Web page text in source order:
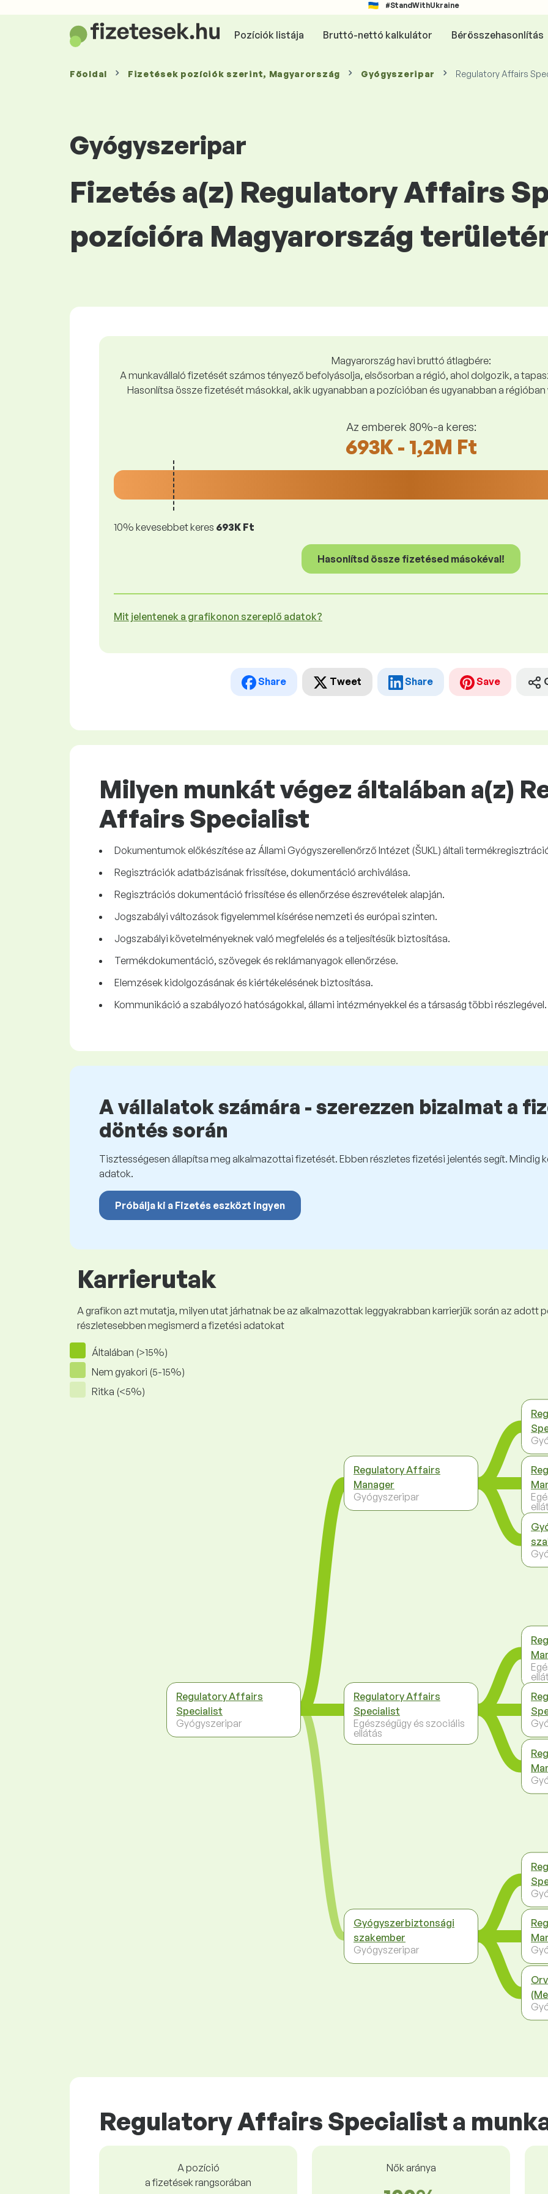
#StandWithUkraine
Pozíciók listája Bruttó-nettó kalkulátor Bérösszehasonlítás
Főoldal Fizetések pozíciók szerint, Magyarország Gyógyszeripar Regulatory Affairs
Gyógyszeripar
Fizetés a(z) Regulatory Affairs
pozícióra Magyarország
Magyarország havi bruttó átlagbére:
A munkavállaló fizetését számos tényező befolyásolja, elsősorban a régió, ahol dolgozik, a
Hasonlítsa össze fizetését másokkal, akik ugyanabban a pozícióban és ugyanabban a régióban
Az emberek 80%-a keres:
693K - 1,2M Ft
10% kevesebbet keres 693K Ft
Hasonlítsd össze fizetésed másokéval!
Mit jelentenek a grafikonon szereplő adatok?
Share Tweet Share Save
Milyen munkát végez általában a(z)
Affairs Specialist
Dokumentumok előkészítése az Állami Gyógyszerellenőrző Intézet (ŠUKL) általi
Regisztrációk adatbázisának frissítése, dokumentáció archiválása.
Regisztrációs dokumentáció frissítése és ellenőrzése észrevételek alapján.
Jogszabályi változások figyelemmel kísérése nemzeti és európai szinten.
Jogszabályi követelményeknek való megfelelés és a teljesítésük biztosítása.
Termékdokumentáció, szövegek és reklámanyagok ellenőrzése.
Elemzések kidolgozásának és kiértékelésének biztosítása.
Kommunikáció a szabályozó hatóságokkal, állami intézményekkel és a társaság többi részlegével.
A vállalatok számára - szerezzen bizalmat a
döntés során
Tisztességesen állapítsa meg alkalmazottai fizetését. Ebben részletes fizetési jelentés segít. Mindig
adatok.
Próbálja ki a Fizetés eszközt ingyen
Karrierutak
A grafikon azt mutatja, milyen utat járhatnak be az alkalmazottak leggyakrabban karrierjük során az adott
részletesebben megismerd a fizetési adatokat
Általában (>15%)
Nem gyakori (5-15%)
Ritka (<5%)
Regulatory Affairs
Specialist
Gyógyszeripar
Regulatory Affairs
Manager
Gyógyszeripar
Regulatory Affairs
Specialist
Egészségügy és szociális
ellátás
Gyógyszerbiztonsági
szakember
Gyógyszeripar
Regulatory Affairs Specialist a
A pozíció
a fizetések rangsorában
Nők aránya